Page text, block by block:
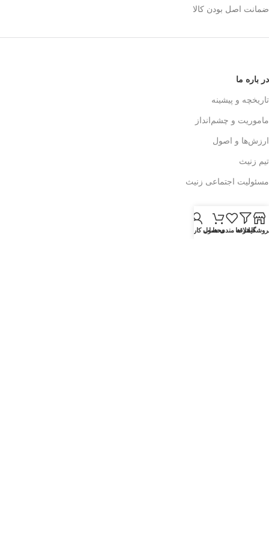
ضمانت اصل بودن کالا
در باره ما
تاریخچه و پیشینه
ماموریت و چشم‌انداز
ارزش‌ها و اصول
تیم زنیث
مسئولیت اجتماعی زنیث
تماس با ما
اطلاعات تماس
فیلتر ها
علاقه مندی ها
محصول
حساب کاربری من